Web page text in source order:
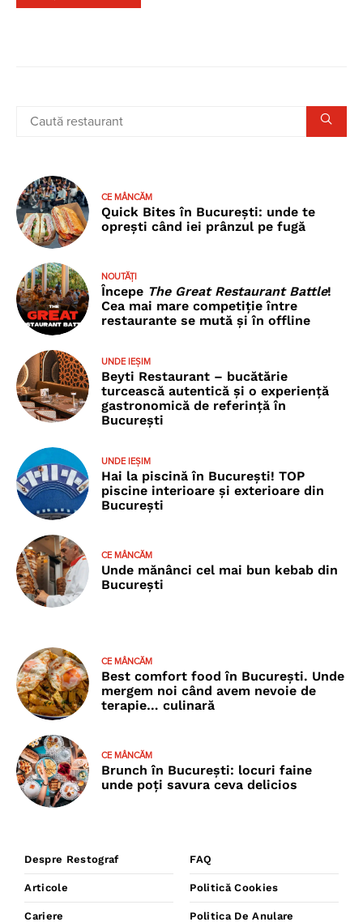
CE MÂNCĂM
Quick Bites în București: unde te
oprești când iei prânzul pe fugă
NOUTĂȚI
Începe The Great Restaurant Battle!
Cea mai mare competiție între
restaurante se mută și în offline
UNDE IEȘIM
Beyti Restaurant – bucătărie
turcească autentică și o experiență
gastronomică de referință în
București
UNDE IEȘIM
Hai la piscină în București! TOP
piscine interioare și exterioare din
București
CE MÂNCĂM
Unde mănânci cel mai bun kebab din
București
CE MÂNCĂM
Best comfort food în București. Unde
mergem noi când avem nevoie de
terapie… culinară
CE MÂNCĂM
Brunch în București: locuri faine
unde poţi savura ceva delicios
Despre Restograf
Articole
Cariere
FAQ
Politică Cookies
Politica De Anulare